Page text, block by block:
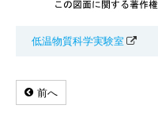
低温物質科学実験室
前へ